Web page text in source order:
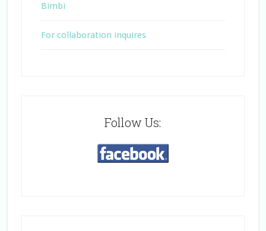
Bimbi
For collaboration inquires
Follow Us: